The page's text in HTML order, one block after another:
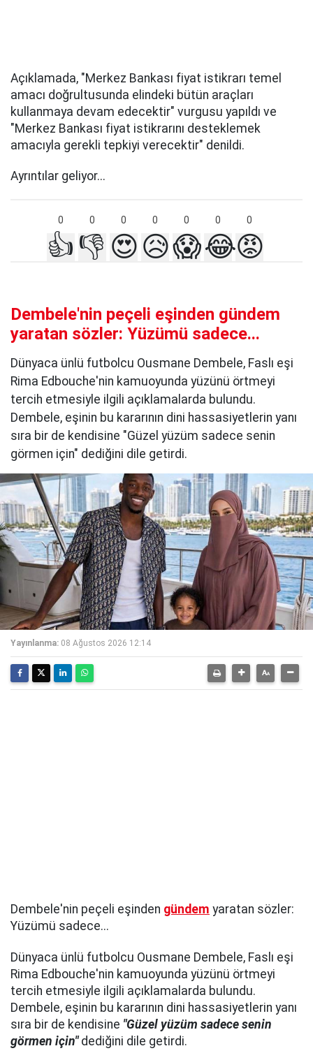
Açıklamada, "Merkez Bankası fiyat istikrarı temel
amacı doğrultusunda elindeki bütün araçları
kullanmaya devam edecektir" vurgusu yapıldı ve
"Merkez Bankası fiyat istikrarını desteklemek
amacıyla gerekli tepkiyi verecektir" denildi.
Ayrıntılar geliyor...
0 0 0 0 0 0 0
👍 👎 😍😥😱😂😡
Dembele'nin peçeli eşinden gündem
yaratan sözler: Yüzümü sadece...
Dünyaca ünlü futbolcu Ousmane Dembele, Faslı eşi
Rima Edbouche'nin kamuoyunda yüzünü örtmeyi
tercih etmesiyle ilgili açıklamalarda bulundu.
Dembele, eşinin bu kararının dini hassasiyetlerin yanı
sıra bir de kendisine "Güzel yüzüm sadece senin
görmen için" dediğini dile getirdi.
Yayınlanma: 08 Ağustos 2026 12:14
Dembele'nin peçeli eşinden gündem yaratan sözler:
Yüzümü sadece...
Dünyaca ünlü futbolcu Ousmane Dembele, Faslı eşi
Rima Edbouche'nin kamuoyunda yüzünü örtmeyi
tercih etmesiyle ilgili açıklamalarda bulundu.
Dembele, eşinin bu kararının dini hassasiyetlerin yanı
sıra bir de kendisine "Güzel yüzüm sadece senin
görmen için"dediğini dile getirdi.